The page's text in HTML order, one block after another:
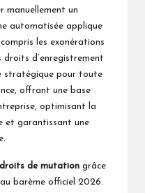
manuellement un
automatisée applique
les exonérations
d’enregistrement
stratégique pour toute
offrant une base
optimisant la
et garantissant une
de mutation grâce
barème officiel 2026.